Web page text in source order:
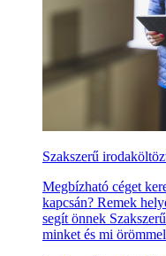
Szakszerű
Megbízható céget
kapcsán? Remek
segít önnek
minket és mi